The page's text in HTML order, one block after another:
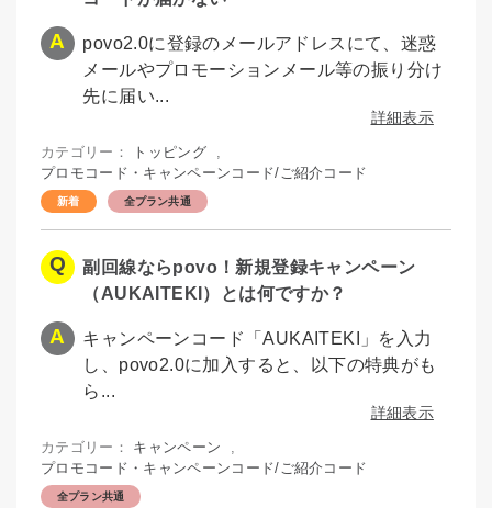
povo2.0に登録のメールアドレスにて、迷惑
メールやプロモーションメール等の振り分け
先に届い...
詳細表示
カテゴリー： トッピング,
プロモコード・キャンペーンコード/ご紹介コード
全プラン共通
副回線ならpovo！新規登録キャンペーン
（AUKAITEKI）とは何ですか？
キャンペーンコード「AUKAITEKI」を入力
し、povo2.0に加入すると、以下の特典がも
ら...
詳細表示
カテゴリー： キャンペーン ,
プロモコード・キャンペーンコード/ご紹介コード
全プラン共通